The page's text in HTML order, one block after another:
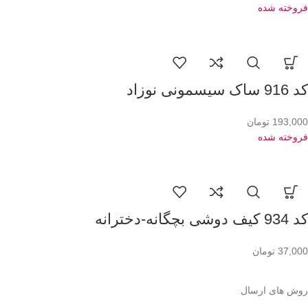
فروخته شده
کد 916 ساک سیسمونی نوزاد
193,000 تومان
فروخته شده
کد 934 کیف دوشی بچگانه-دخترانه
37,000 تومان
روش های ارسال